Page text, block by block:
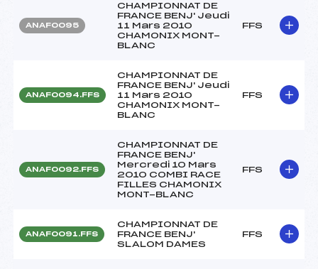
ANAF0095
CHAMPIONNAT DE
FRANCE BENJ' Jeudi
11 Mars 2010
CHAMONIX MONT-
BLANC
FFS
ANAF0094.FFS
CHAMPIONNAT DE
FRANCE BENJ' Jeudi
11 Mars 2010
CHAMONIX MONT-
BLANC
FFS
ANAF0092.FFS
CHAMPIONNAT DE
FRANCE BENJ'
Mercredi 10 Mars
2010 COMBI RACE
FILLES CHAMONIX
MONT-BLANC
FFS
ANAF0091.FFS
CHAMPIONNAT DE
FRANCE BENJ'
SLALOM DAMES
FFS